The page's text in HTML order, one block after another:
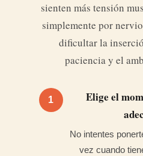
sienten más tensión
simplemente por
dificultar la
paciencia y el
1
Elige el
No intentes
vez cuando